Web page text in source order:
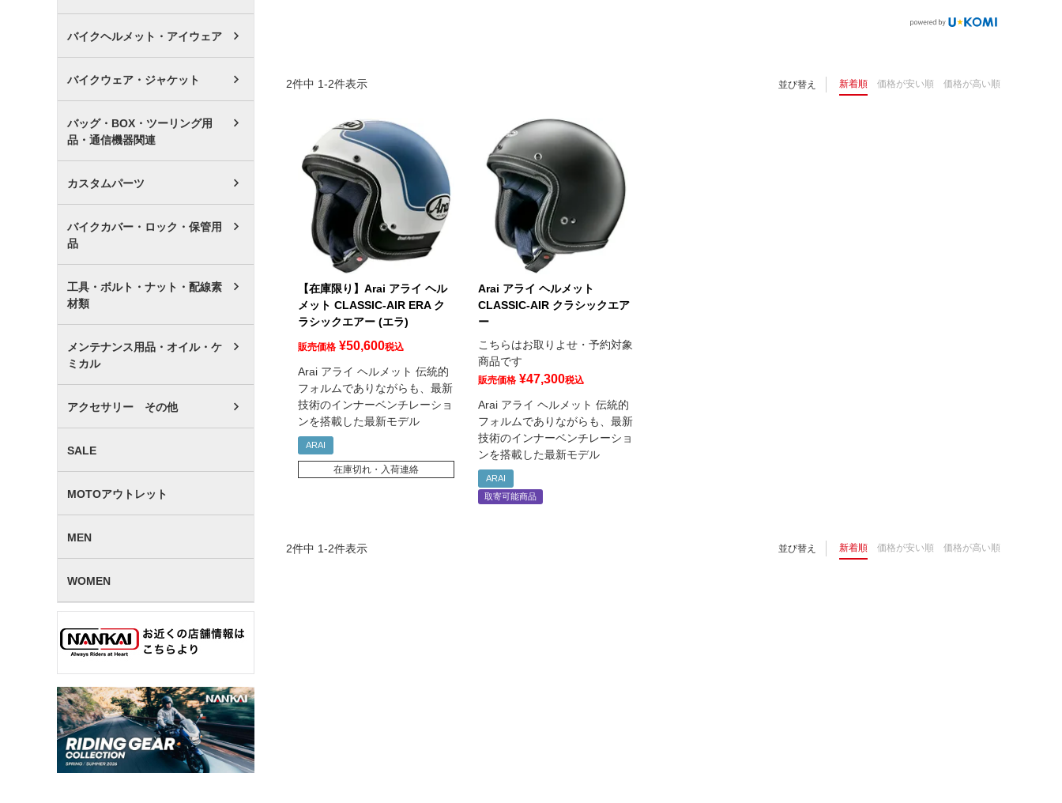
バイクヘルメット・アイウェア
バイクウェア・ジャケット
バッグ・BOX・ツーリング用
品・通信機器関連
カスタムパーツ
バイクカバー・ロック・保管用
品
工具・ボルト・ナット・配線素
材類
メンテナンス用品・オイル・ケ
ミカル
アクセサリー その他
SALE
MOTOアウトレット
MEN
WOMEN
並び替え 新着順 価格が安い順 価格が高い順
2件中 1-2件表示
【在庫限り】Arai アライ ヘル
メット CLASSIC-AIR ERA ク
ラシックエアー (エラ)
販売価格 ¥50,600税込
Arai アライ ヘルメット 伝統的
フォルムでありながらも、最新
技術のインナーベンチレーショ
ンを搭載した最新モデル
ARAI
在庫切れ・入荷連絡
Arai アライ ヘルメット
CLASSIC-AIR クラシックエア
ー
こちらはお取りよせ・予約対象
商品です
販売価格 ¥47,300税込
Arai アライ ヘルメット 伝統的
フォルムでありながらも、最新
技術のインナーベンチレーショ
ンを搭載した最新モデル
ARAI
取寄可能商品
並び替え 新着順 価格が安い順 価格が高い順
2件中 1-2件表示